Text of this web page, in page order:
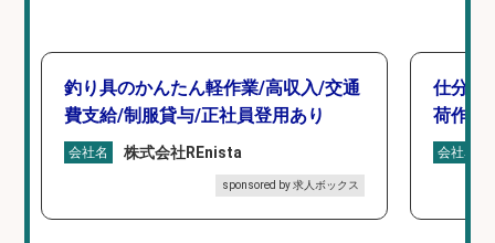
釣り具のかんたん軽作業/高収入/交通
費支給/制服貸与/正社員登用あり
会社名 株式会社REnista
sponsored by 求人ボックス
仕分け
荷作業
会社名